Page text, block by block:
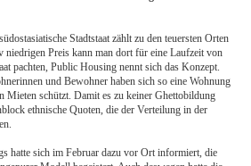
Stadtstaat zählt zu den teuersten Orten
niedrigen Preis kann man dort für eine Laufzeit von
pachten, Public Housing nennt sich das Konzept.
und Bewohner haben sich so eine Wohnung
Mieten schützt. Damit es zu keiner Ghettobildung
ethnische Quoten, die der Verteilung in der
hatte sich im Februar dazu vor Ort informiert, die